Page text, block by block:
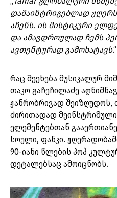
დამაინტრიგებლად
აჩენს. ის მისტიკური
და ამავდროულად ჩემს
ავთენტურად გამოხატავს.“
რაც შეეხება მუსიკალურ
თაკო გაჩეჩილაძე
ჟანრობრივად შეიზღუდოს,
ძირითადად მეინსტრიმული
ელემენტებთან
სოული, ფანკი.
90-იანი წლების პოპ
დეტალებსაც ამოიცნობს.